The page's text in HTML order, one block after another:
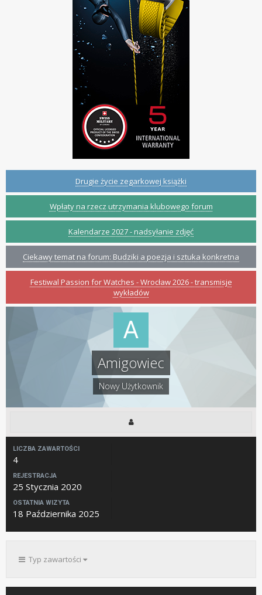
Drugie życie zegarkowej książki
Wpłaty na rzecz utrzymania klubowego forum
Kalendarze 2027 - nadsyłanie zdjęć
Ciekawy temat na forum: Budziki a poezja i sztuka konkretna
Festiwal Passion for Watches - Wrocław 2026 - transmisje
wykładów
Amigowiec
Nowy Użytkownik
LICZBA ZAWARTOŚCI
4
REJESTRACJA
25 Stycznia 2020
OSTATNIA WIZYTA
18 Października 2025
Typ zawartości